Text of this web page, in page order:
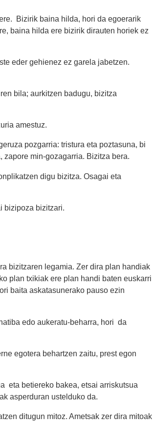
Bizirik baina hilda, hori da egoerarik
baina hilda ere bizirik dirauten horiek ez
eder gehienez ez garela jabetzen.
bila; aurkitzen badugu, bizitza
amestuz.
pozgarria: tristura eta poztasuna, bi
zapore min-gozagarria. Bizitza bera.
digu bizitza. Osagai eta
bizipoza bizitzari.
bizitzaren legamia. Zer dira plan handiak
plan txikiak ere plan handi baten euskarri
baita askatasunerako pauso ezin
edo aukeratu-beharra, hori da
egotera behartzen zaitu, prest egon
eta betiereko bakea, etsai arriskutsua
asperduran ustelduko da.
ditugun mitoz. Ametsak zer dira mitoak